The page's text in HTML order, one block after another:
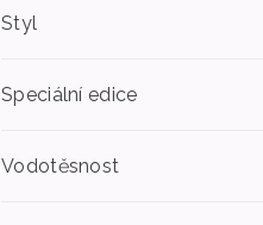
Styl
Speciální edice
Vodotěsnost